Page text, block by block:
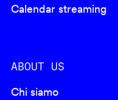
Calendar streaming
ABOUT US
Chi siamo